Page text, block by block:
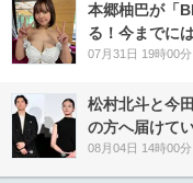
本郷柚巴が「
る！今までに
07月31日 19時00分
松村北斗と今
の方へ届けて
08月04日 14時00分